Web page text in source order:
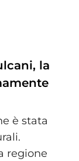
la
è stata
regione